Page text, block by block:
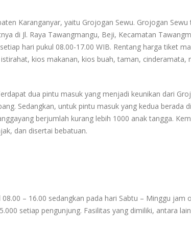
Karanganyar, yaitu Grojogan Sewu. Grojogan Sewu
di Jl. Raya Tawangmangu, Beji, Kecamatan
hari pukul 08.00-17.00 WIB. Rentang harga tiket
kios makanan, kios buah, taman, cinderamata,
dua pintu masuk yang menjadi keunikan dari
Sedangkan, untuk pintu masuk yang kedua berada
berjumlah kurang lebih 1000 anak tangga.
dan disertai bebatuan.
– 16.00 sedangkan pada hari Sabtu – Minggu jam
setiap pengunjung. Fasilitas yang dimiliki, antara